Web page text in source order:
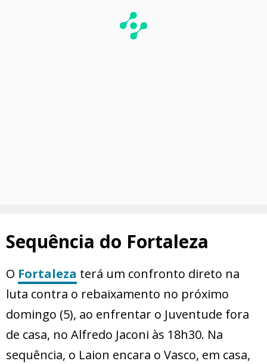
Sequência do Fortaleza
O Fortaleza terá um confronto direto na
luta contra o rebaixamento no próximo
domingo (5), ao enfrentar o Juventude fora
de casa, no Alfredo Jaconi às 18h30. Na
sequência, o Laion encara o Vasco, em casa,